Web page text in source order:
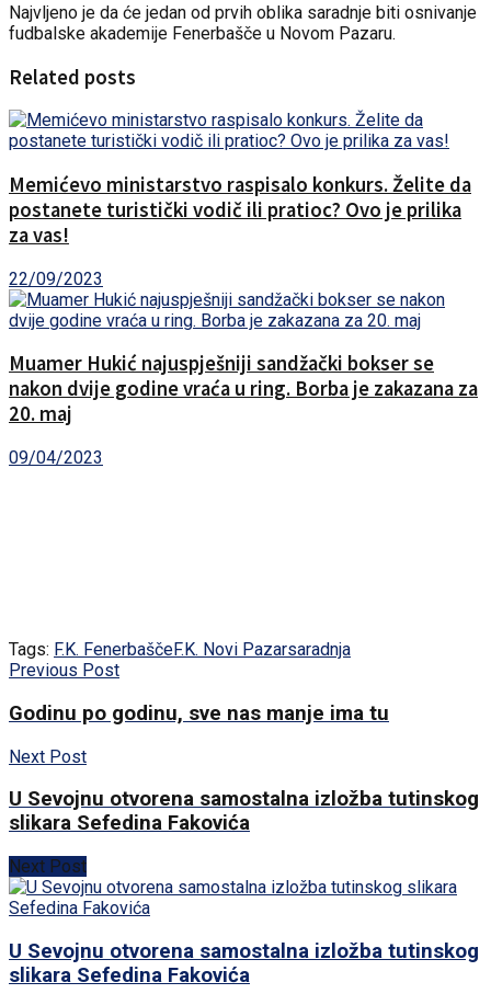
Najvljeno je da će jedan od prvih oblika saradnje biti osnivanje
fudbalske akademije Fenerbašče u Novom Pazaru.
Related posts
Memićevo ministarstvo raspisalo konkurs. Želite da
postanete turistički vodič ili pratioc? Ovo je prilika
za vas!
22/09/2023
Muamer Hukić najuspješniji sandžački bokser se
nakon dvije godine vraća u ring. Borba je zakazana za
20. maj
09/04/2023
Tags: F.K. FenerbaščeF.K. Novi Pazarsaradnja
Previous Post
Godinu po godinu, sve nas manje ima tu
Next Post
U Sevojnu otvorena samostalna izložba tutinskog
slikara Sefedina Fakovića
Next Post
U Sevojnu otvorena samostalna izložba tutinskog
slikara Sefedina Fakovića